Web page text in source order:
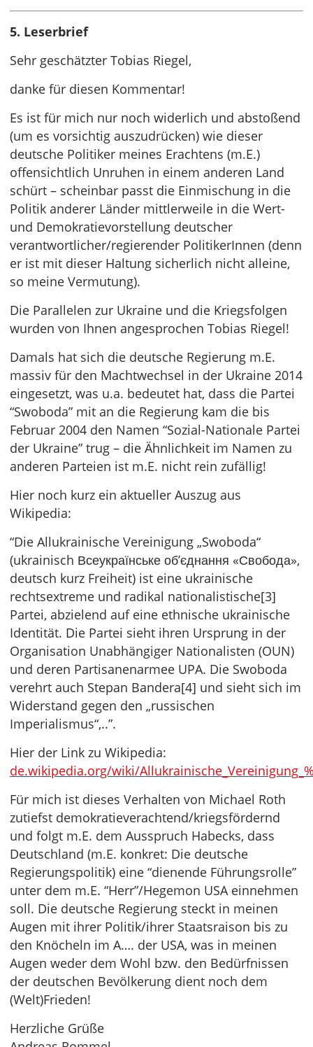
5. Leserbrief
Sehr geschätzter Tobias Riegel,
danke für diesen Kommentar!
Es ist für mich nur noch widerlich und abstoßend
(um es vorsichtig auszudrücken) wie dieser
deutsche Politiker meines Erachtens (m.E.)
offensichtlich Unruhen in einem anderen Land
schürt – scheinbar passt die Einmischung in die
Politik anderer Länder mittlerweile in die Wert-
und Demokratievorstellung deutscher
verantwortlicher/regierender PolitikerInnen (denn
er ist mit dieser Haltung sicherlich nicht alleine,
so meine Vermutung).
Die Parallelen zur Ukraine und die Kriegsfolgen
wurden von Ihnen angesprochen Tobias Riegel!
Damals hat sich die deutsche Regierung m.E.
massiv für den Machtwechsel in der Ukraine 2014
eingesetzt, was u.a. bedeutet hat, dass die Partei
“Swoboda” mit an die Regierung kam die bis
Februar 2004 den Namen “Sozial-Nationale Partei
der Ukraine” trug – die Ähnlichkeit im Namen zu
anderen Parteien ist m.E. nicht rein zufällig!
Hier noch kurz ein aktueller Auszug aus
Wikipedia:
“Die Allukrainische Vereinigung „Swoboda“
(ukrainisch Всеукраїнське об’єднання «Свобода»,
deutsch kurz Freiheit) ist eine ukrainische
rechtsextreme und radikal nationalistische[3]
Partei, abzielend auf eine ethnische ukrainische
Identität. Die Partei sieht ihren Ursprung in der
Organisation Unabhängiger Nationalisten (OUN)
und deren Partisanenarmee UPA. Die Swoboda
verehrt auch Stepan Bandera[4] und sieht sich im
Widerstand gegen den „russischen
Imperialismus“,..”.
Hier der Link zu Wikipedia:
de.wikipedia.org/wiki/
Für mich ist dieses Verhalten von Michael Roth
zutiefst demokratieverachtend/kriegsfördernd
und folgt m.E. dem Ausspruch Habecks, dass
Deutschland (m.E. konkret: Die deutsche
Regierungspolitik) eine “dienende Führungsrolle”
unter dem m.E. “Herr”/Hegemon USA einnehmen
soll. Die deutsche Regierung steckt in meinen
Augen mit ihrer Politik/ihrer Staatsraison bis zu
den Knöcheln im A…. der USA, was in meinen
Augen weder dem Wohl bzw. den Bedürfnissen
der deutschen Bevölkerung dient noch dem
(Welt)Frieden!
Herzliche Grüße